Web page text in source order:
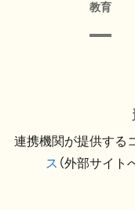
教育
連携機関が提供する
ス （外部サイト